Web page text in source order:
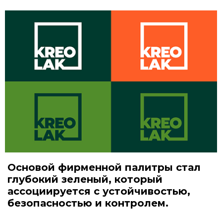
Основой фирменной палитры стал
глубокий зеленый, который
ассоциируется с устойчивостью,
безопасностью и контролем.